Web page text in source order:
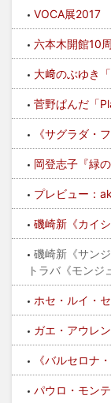
VOCA展2017
六本木開館10
大﨑のぶゆき
菅野ぱんだ「
《サグラダ・
岡登志子『緑の
プレビュー：
磯崎新《カイ
磯崎新《サン
トラバ《モンジ
ホセ・ルイ・
ガエ・アウレ
《バルセロナ
パウロ・モン